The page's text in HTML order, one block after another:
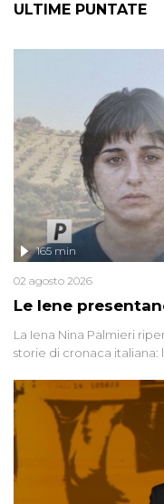
ULTIME PUNTATE
Le Iene
165 min
02 agosto 2026
La Iena Nina Palmieri
storie di cronaca